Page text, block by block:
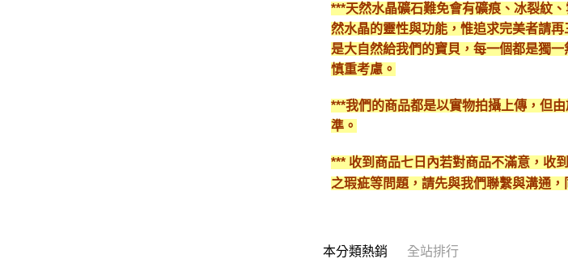
***天然水晶礦石難免會有礦痕、冰裂紋
然水晶的靈性與功能，惟追求完美者請
是大自然給我們的寶貝，每一個都是獨
慎重考慮。
***我們的商品都是以實物拍攝上傳，但
準。
*** 收到商品七日內若對商品不滿意，收
之瑕疵等問題，請先與我們聯繫與溝通
本分類熱銷 全站排行